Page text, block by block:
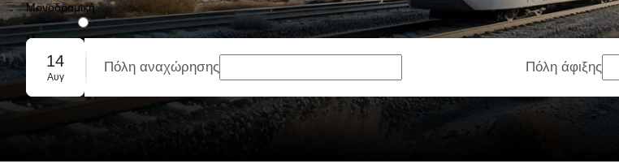
Μονοδρομική
Με επιστροφή
Ομαδική κράτηση
14
Αυγ
Πόλη αναχώρησης Πόλη άφιξης